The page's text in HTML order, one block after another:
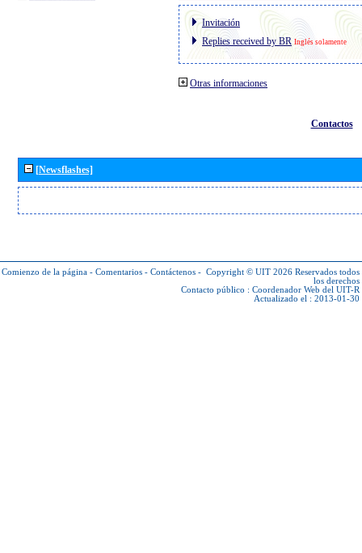
Invitación
Replies received by BR Inglés solamente
Otras informaciones
Contactos
[Newsflashes]
Comienzo de la página - Comentarios - Contáctenos - Copyright © UIT 2026 Reservados todos
los derechos
Contacto público : Coordenador Web del UIT-R
Actualizado el : 2013-01-30